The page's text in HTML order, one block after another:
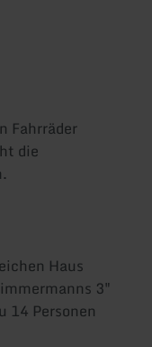
Fahrräder
die
Haus
3"
14 Personen